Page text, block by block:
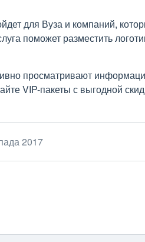
для Вуза и компаний,
поможет разместить
просматривают
VIP-пакеты с выгодной
2017